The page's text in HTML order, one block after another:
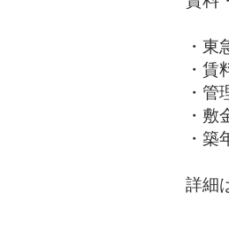
・
・
・管
・
・築
詳